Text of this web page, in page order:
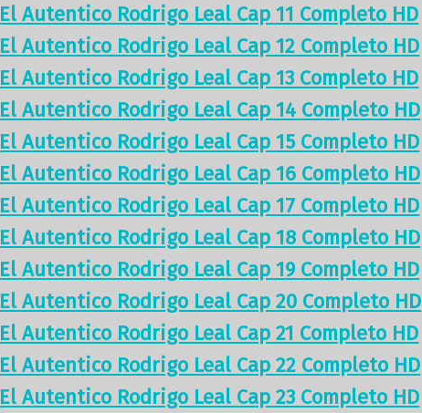
El Autentico Rodrigo Leal Cap 11 Completo HD
El Autentico Rodrigo Leal Cap 12 Completo HD
El Autentico Rodrigo Leal Cap 13 Completo HD
El Autentico Rodrigo Leal Cap 14 Completo HD
El Autentico Rodrigo Leal Cap 15 Completo HD
El Autentico Rodrigo Leal Cap 16 Completo HD
El Autentico Rodrigo Leal Cap 17 Completo HD
El Autentico Rodrigo Leal Cap 18 Completo HD
El Autentico Rodrigo Leal Cap 19 Completo HD
El Autentico Rodrigo Leal Cap 20 Completo HD
El Autentico Rodrigo Leal Cap 21 Completo HD
El Autentico Rodrigo Leal Cap 22 Completo HD
El Autentico Rodrigo Leal Cap 23 Completo HD